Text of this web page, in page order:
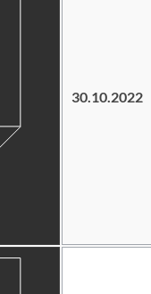
30.10.2022